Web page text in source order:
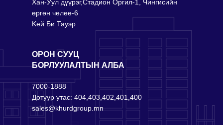
Хан-Уул дүүрэг,Стадион Оргил-1, Чингисийн
өргөн чөлөө-6
Keй Би Тауэр
ОРОН СУУЦ
БОРЛУУЛАЛТЫН АЛБА
7000-1888
Дотуур утас: 404,403,402,401,400
sales@khurdgroup.mn